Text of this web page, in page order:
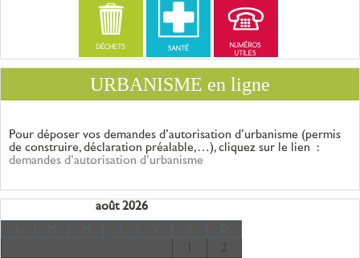
URBANISME en ligne
Pour déposer vos demandes d’autorisation d’urbanisme (permis
de construire, déclaration préalable,…), cliquez sur le lien :
demandes d’autorisation d’urbanisme
août 2026
2